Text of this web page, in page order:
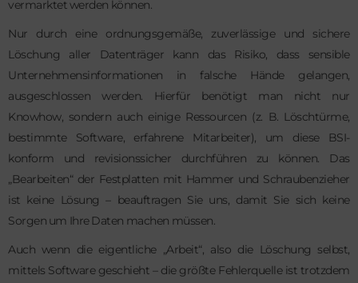
vermarktet werden können.
Nur durch eine ordnungsgemäße, zuverlässige und sichere
Löschung aller Datenträger kann das Risiko, dass sensible
Unternehmensinformationen in falsche Hände gelangen,
ausgeschlossen werden. Hierfür benötigt man nicht nur
Knowhow, sondern auch einige Ressourcen (z. B. Löschtürme,
bestimmte Software, erfahrene Mitarbeiter), um diese BSI-
konform und revisionssicher durchführen zu können. Das
„Bearbeiten“ der Festplatten mit Hammer und Schraubenzieher
ist keine Lösung – beauftragen Sie uns, damit Sie sich keine
Sorgen um Ihre Daten machen müssen.
Auch wenn die eigentliche „Arbeit“, also die Löschung selbst,
mittels Software geschieht – die größte Fehlerquelle ist trotzdem